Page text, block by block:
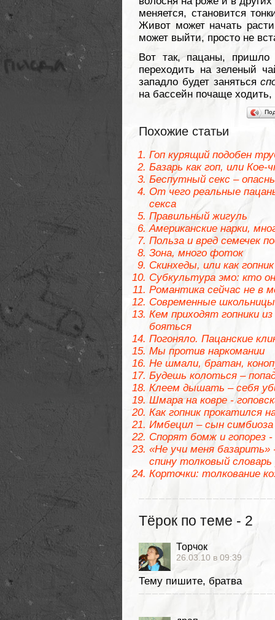
меняется, становится
Живот может начать
может выйти, просто не
Вот так, пацаны, пришло
переходить на зеленый
западло будет заняться
на бассейн почаще
Похожие статьи
Гоп курящий подобен
Базарь как гоп, или
Беспутный секс –
От чего реальные
секса
Правильный жигуль
Американские нарки,
Польза и вред семечек
Зона, много фоток
Скинхеды, или как
Субкультура эмо: кто
Романтика сейчас не в
Современные
Кем приходят гопники
бояться
Погоняло. Пацанские
Мы против наркомании
Не шмали, братан,
Будешь колоться –
Клеем дышать – себя
Шмара на ковре -
Как гопник прокатился
Имбецил – сын
Спорят бомж и гопорез
«Не учи меня базарить»
спину толковый словарь
Корточки: толкование
Тёрок по теме - 2
Торчок
26.03.10 в 09:39
Тему пишите, братва